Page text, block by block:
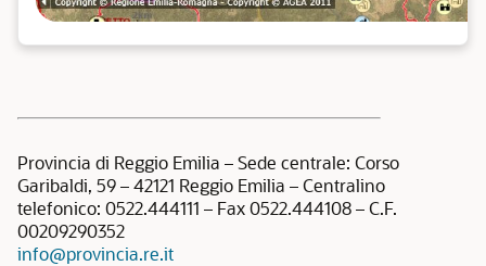
Provincia di Reggio Emilia – Sede centrale: Corso
Garibaldi, 59 – 42121 Reggio Emilia – Centralino
telefonico: 0522.444111 – Fax 0522.444108 – C.F.
00209290352
info@provincia.re.it